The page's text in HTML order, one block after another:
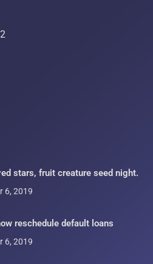
stars, fruit creature seed night.
6, 2019
reschedule default loans
6, 2019